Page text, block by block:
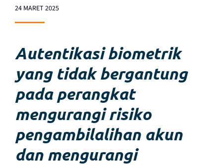
24 MARET 2025
Autentikasi biometrik
yang tidak bergantung
pada perangkat
mengurangi risiko
pengambilalihan akun
dan mengurangi